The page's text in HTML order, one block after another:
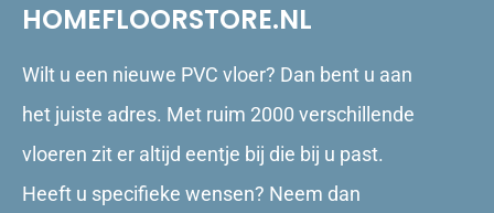
HOMEFLOORSTORE.NL
Wilt u een nieuwe PVC vloer? Dan bent u aan
het juiste adres. Met ruim 2000 verschillende
vloeren zit er altijd eentje bij die bij u past.
Heeft u specifieke wensen? Neem dan